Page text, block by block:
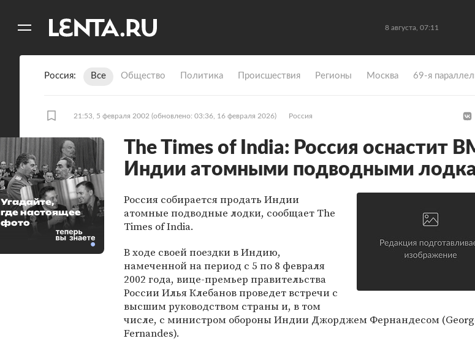
8 августа, 07:11
Россия Все Общество Политика Происшествия Регионы Москва 69-я
21:53, 5 февраля 2002 (обновлено: 03:36, 16 февраля 2026) Россия
The Times of India: Россия оснастит
Индии атомными подводными
Россия собирается продать Индии
атомные подводные лодки, сообщает The
Times of India.
В ходе своей поездки в Индию,
намеченной на период с 5 по 8 февраля
2002 года, вице-премьер правительства
России Илья Клебанов проведет встречи с
высшим руководством страны и, в том
числе, с министром обороны Индии Джорджем Фернандесом
Fernandes).
Угадайте,
где настоящее
фото